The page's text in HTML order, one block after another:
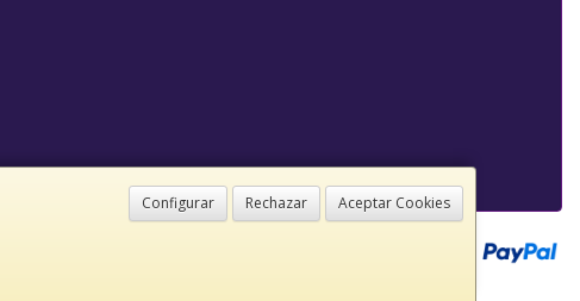
Configurar Rechazar Aceptar Cookies